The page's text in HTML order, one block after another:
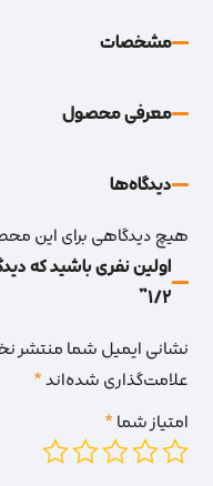
مشخصات
معرفی محصول
دیدگاه‌‌ها
هیچ دیدگاهی برای این
اولین نفری باشید که
1/2”
نشانی ایمیل شما منتشر
علامت‌گذاری شده‌اند*
امتیاز شما*